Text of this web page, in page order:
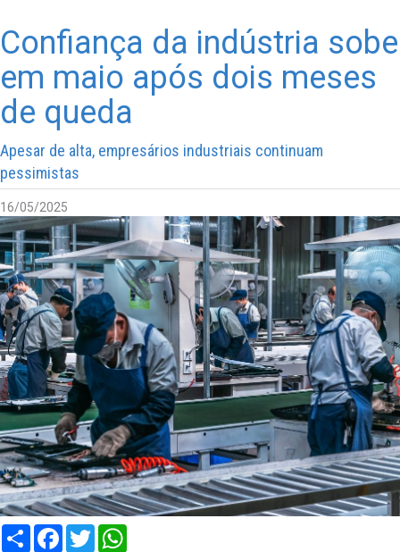
Confiança da indústria sobe
em maio após dois meses
de queda
Apesar de alta, empresários industriais continuam
pessimistas
16/05/2025
Compartilhar
Facebook
Twitter